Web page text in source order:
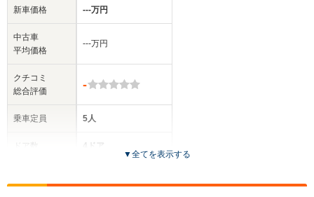
新車価格
中古車
平均価格
クチコミ
総合評価
乗車定員
‐‐‐万円
‐‐‐万円
-
5人
4ドア
全高
▼全てを表示する